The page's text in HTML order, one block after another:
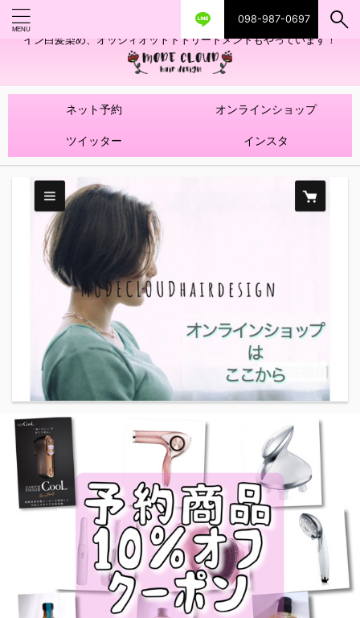
098-987-0697
艶ツヤヘアカラー！髪質改善トリートメントやハイライトを使ったデザ
イン白髪染め、オッジィオットトトリートメントもやっています！
ネット予約 オンラインショップ
ツイッター インスタ